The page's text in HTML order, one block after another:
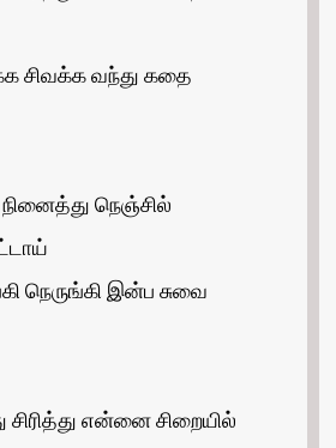
சிவக்க வந்து கதை
நினைத்து நெஞ்சில்
நெருங்கி இன்ப சுவை
சிரித்து என்னை சிறையில்